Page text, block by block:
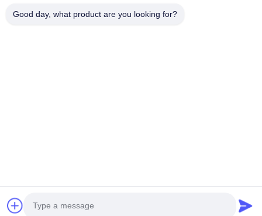
Control De Calidad
©2026- Chengdu Lambor Instrument Co., Ltd.. . Todos los derechos
Good day, what product are you looking for?